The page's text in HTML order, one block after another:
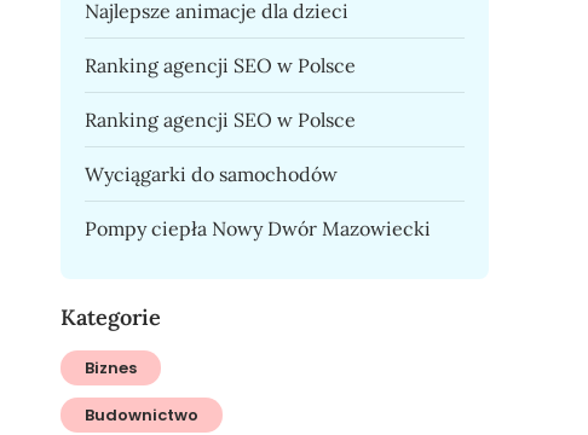
Najlepsze animacje dla dzieci
Ranking agencji SEO w Polsce
Ranking agencji SEO w Polsce
Wyciągarki do samochodów
Pompy ciepła Nowy Dwór Mazowiecki
Kategorie
Biznes
Budownictwo